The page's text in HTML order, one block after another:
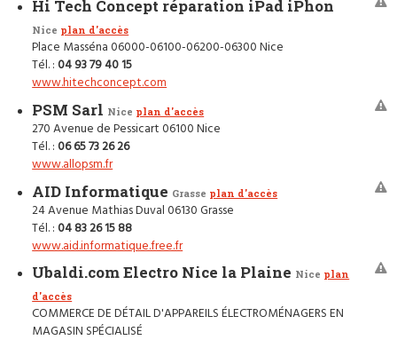
Hi Tech Concept réparation iPad iPhon
Nice plan d'accès
Place Masséna 06000-06100-06200-06300 Nice
Tél. : 04 93 79 40 15
www.hitechconcept.com
PSM Sarl Nice plan d'accès
270 Avenue de Pessicart 06100 Nice
Tél. : 06 65 73 26 26
www.allopsm.fr
AID Informatique Grasse plan d'accès
24 Avenue Mathias Duval 06130 Grasse
Tél. : 04 83 26 15 88
www.aid.informatique.free.fr
Ubaldi.com Electro Nice la Plaine Nice plan
d'accès
COMMERCE DE DÉTAIL D'APPAREILS ÉLECTROMÉNAGERS EN
MAGASIN SPÉCIALISÉ